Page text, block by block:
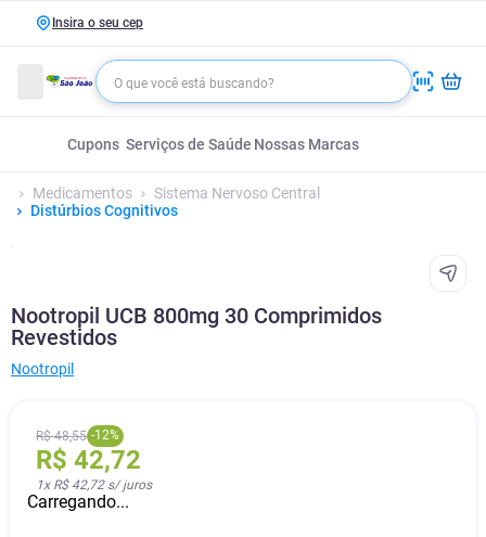
Insira o seu cep
Cupons Serviços de Saúde Nossas Marcas
Medicamentos
Sistema Nervoso Central
Distúrbios Cognitivos
Nootropil UCB 800mg 30 Comprimidos
Revestidos
Nootropil
R$ 48,55 -12%
R$ 42,72
1x R$ 42,72s/ juros
Carregando...